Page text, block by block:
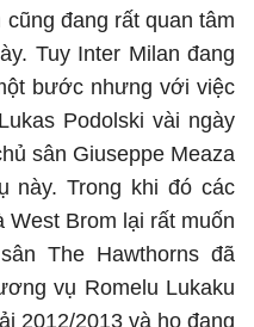
đang rất quan tâm
Tuy Inter Milan đang
bước nhưng với việc
Podolski vài ngày
sân Giuseppe Meaza
này. Trong khi đó các
West Brom lại rất muốn
The Hawthorns đã
vụ Romelu Lukaku
2012/2013 và họ đang